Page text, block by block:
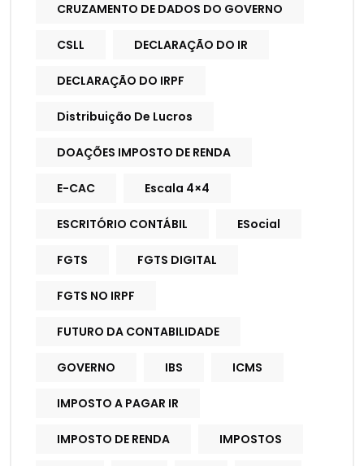
CRUZAMENTO DE DADOS DO GOVERNO
CSLL DECLARAÇÃO DO IR
DECLARAÇÃO DO IRPF
Distribuição De Lucros
DOAÇÕES IMPOSTO DE RENDA
E-CAC Escala 4×4
ESCRITÓRIO CONTÁBIL ESocial
FGTS FGTS DIGITAL
FGTS NO IRPF
FUTURO DA CONTABILIDADE
GOVERNO IBS ICMS
IMPOSTO A PAGAR IR
IMPOSTO DE RENDA IMPOSTOS